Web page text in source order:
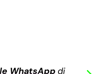
WhatsApp di